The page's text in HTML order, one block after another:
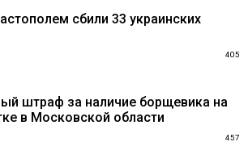
сбили 33 украинских
405
штраф за наличие борщевика на
в Московской области
457